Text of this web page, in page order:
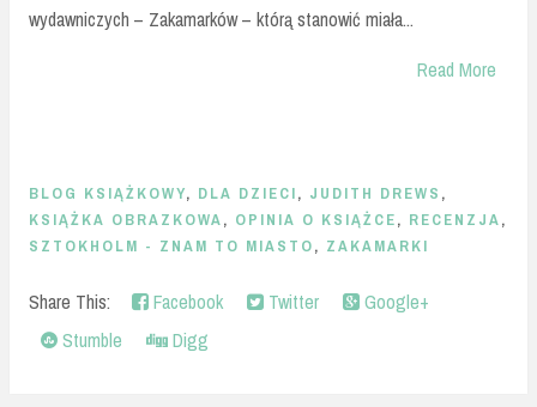
wydawniczych – Zakamarków – którą stanowić miała...
Read More
BLOG KSIĄŻKOWY, DLA DZIECI, JUDITH DREWS ,
KSIĄŻKA OBRAZKOWA, OPINIA O KSIĄŻCE, RECENZJA,
SZTOKHOLM - ZNAM TO MIASTO, ZAKAMARKI
Share This: Facebook Twitter
Google+
Stumble
Digg